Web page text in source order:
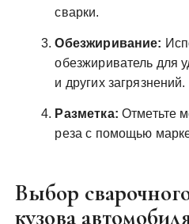
сварки.
Обезжиривание:
обезжириватель для
и других загрязнений.
Разметка: Отметьте
реза с помощью
Выбор
кузова